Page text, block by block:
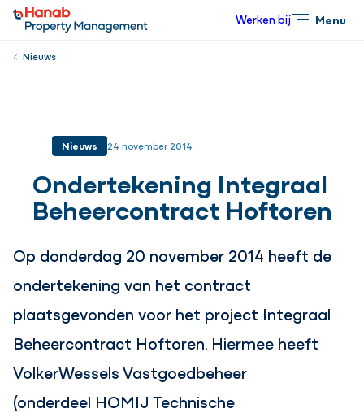
Werken bij Menu
Nieuws
Nieuws 24 november 2014
Ondertekening Integraal
Beheercontract Hoftoren
Op donderdag 20 november 2014 heeft de
ondertekening van het contract
plaatsgevonden voor het project Integraal
Beheercontract Hoftoren. Hiermee heeft
VolkerWessels Vastgoedbeheer
(onderdeel HOMIJ Technische
Sluiten